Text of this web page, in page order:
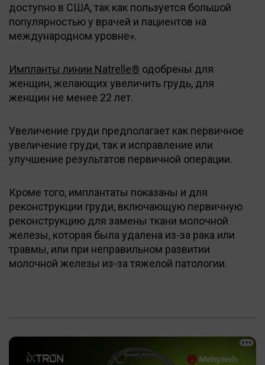
доступно в США, так как пользуется большой
популярностью у врачей и пациентов на
международном уровне».
Импланты линии Natrelle® одобрены для
женщин, желающих увеличить грудь, для
женщин не менее 22 лет.
Увеличение груди предполагает как первичное
увеличение груди, так и исправление или
улучшение результатов первичной операции.
Кроме того, имплантаты показаны и для
реконструкции груди, включающую первичную
реконструкцию для замены ткани молочной
железы, которая была удалена из-за рака или
травмы, или при неправильном развитии
молочной железы из-за тяжелой патологии.